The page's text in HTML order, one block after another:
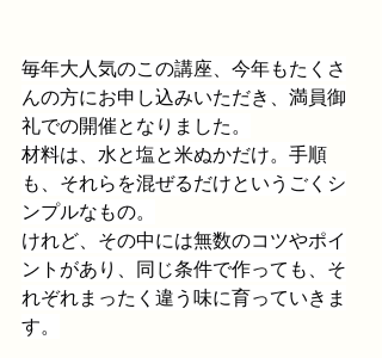
毎年大人気のこの講座、今年もたくさ
んの方にお申し込みいただき、満員御
礼での開催となりました。
材料は、水と塩と米ぬかだけ。手順
も、それらを混ぜるだけというごくシ
ンプルなもの。
けれど、その中には無数のコツやポイ
ントがあり、同じ条件で作っても、そ
れぞれまったく違う味に育っていきま
す。